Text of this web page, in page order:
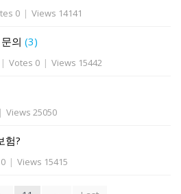
0 | Views 14141
의 (3)
| Votes 0 | Views 15442
| Views 25050
험?
| Views 15415